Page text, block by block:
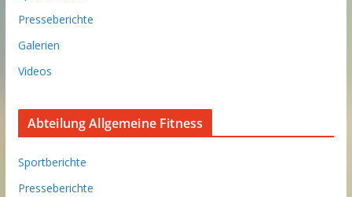
Presseberichte
Galerien
Videos
Abteilung Allgemeine Fitness
Sportberichte
Presseberichte